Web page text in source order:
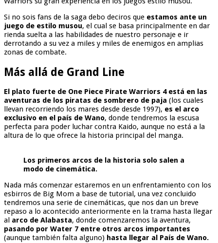
Si no sois fans de la saga debo deciros que estamos ante un
juego de estilo musou, el cual se basa principalmente en dar
rienda suelta a las habilidades de nuestro personaje e ir
derrotando a su vez a miles y miles de enemigos en amplias
zonas de combate.
Más allá de Grand Line
El plato fuerte de One Piece Pirate Warriors 4 está en las
aventuras de los piratas de sombrero de paja (los cuales
llevan recorriendo los mares desde desde 1997), es el arco
exclusivo en el país de Wano, donde tendremos la escusa
perfecta para poder luchar contra Kaido, aunque no está a la
altura de lo que ofrece la historia principal del manga.
Los primeros arcos de la historia solo salen a
modo de cinemática.
Nada más comenzar estaremos en un enfrentamiento con los
esbirros de Big Mom a base de tutorial, una vez concluido
tendremos una serie de cinemáticas, que nos dan un breve
repaso a lo acontecido anteriormente en la trama hasta llegar
al arco de Alabasta, donde comenzaremos la aventura,
pasando por Water 7 entre otros arcos importantes
(aunque también falta alguno) hasta llegar al País de Wano.